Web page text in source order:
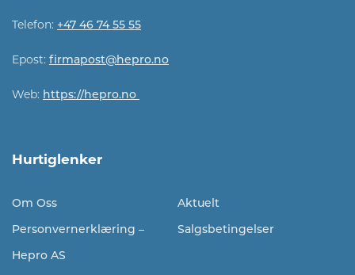
Telefon: +47 46 74 55 55
Epost: firmapost@hepro.no​​
Web: https://hepro.no
Hurtiglenker
Om Oss
Aktuelt
Personvernerklæring –
Hepro AS
Salgsbetingelser